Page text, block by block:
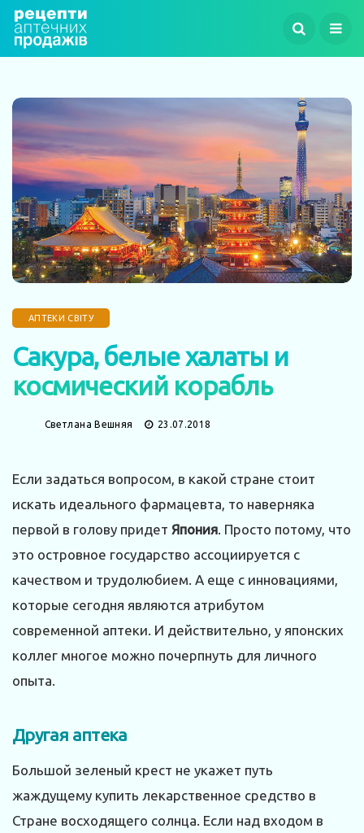
АПТЕКИ СВІТУ
Сакура, белые халаты и
космический корабль
Светлана Вешняя 23.07.2018
Если задаться вопросом, в какой стране стоит
искать идеального фармацевта, то наверняка
первой в голову придет Япония. Просто потому, что
это островное государство ассоциируется с
качеством и трудолюбием. А еще с инновациями,
которые сегодня являются атрибутом
современной аптеки. И действительно, у японских
коллег многое можно почерпнуть для личного
опыта.
Другая аптека
Большой зеленый крест не укажет путь
жаждущему купить лекарственное средство в
Стране восходящего солнца. Если над входом в